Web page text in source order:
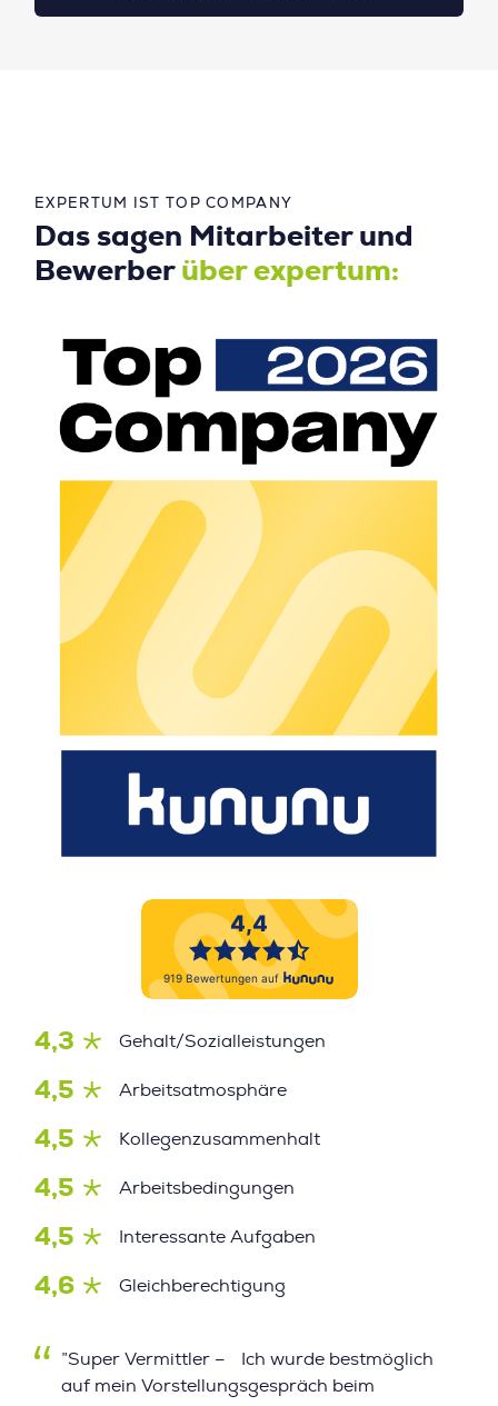
EXPERTUM IST TOP COMPANY
Das sagen Mitarbeiter und
Bewerber über expertum:
4,3 Gehalt/Sozialleistungen
4,5 Arbeitsatmosphäre
4,5 Kollegenzusammenhalt
4,5 Arbeitsbedingungen
4,5 Interessante Aufgaben
4,6 Gleichberechtigung
”Super Vermittler – Ich wurde bestmöglich
auf mein Vorstellungsgespräch beim